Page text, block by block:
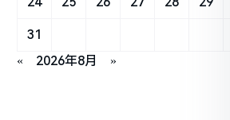
« 2026年8月 »
31